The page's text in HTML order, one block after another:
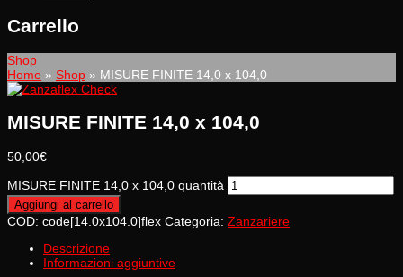
Carrello
Shop
Home » Shop » MISURE FINITE 14,0 x 104,0
MISURE FINITE 14,0 x 104,0
50,00€
MISURE FINITE 14,0 x 104,0 quantità
Aggiungi al carrello
COD: code[14.0x104.0]flex Categoria: Zanzariere
Descrizione
Informazioni aggiuntive